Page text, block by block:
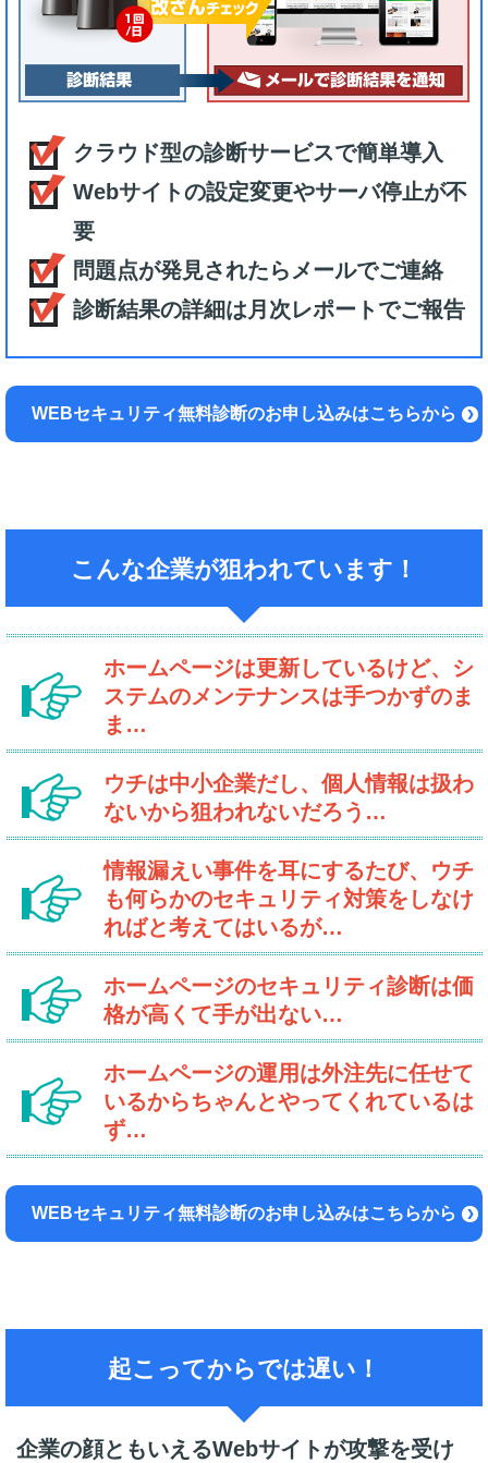
クラウド型の診断サービスで簡単導入
Webサイトの設定変更やサーバ停止が不
要
問題点が発見されたらメールでご連絡
診断結果の詳細は月次レポートでご報告
WEBセキュリティ無料診断のお申し込みはこちらから
こんな企業が狙われています！
ホームページは更新しているけど、 シ
ステムのメンテナンスは手つかずのま
ま…
ウチは中小企業だし、個人情報は扱わ
ないから狙われないだろう…
情報漏えい事件を耳にするたび、ウチ
も何らかのセキュリティ対策をしなけ
ればと考えてはいるが…
ホームページのセキュリティ診断は価
格が高くて手が出ない…
ホームページの運用は外注先に任せて
いるからちゃんとやってくれているは
ず…
WEBセキュリティ無料診断のお申し込みはこちらから
起こってからでは遅い！
企業の顔ともいえるWebサイトが攻撃を受け